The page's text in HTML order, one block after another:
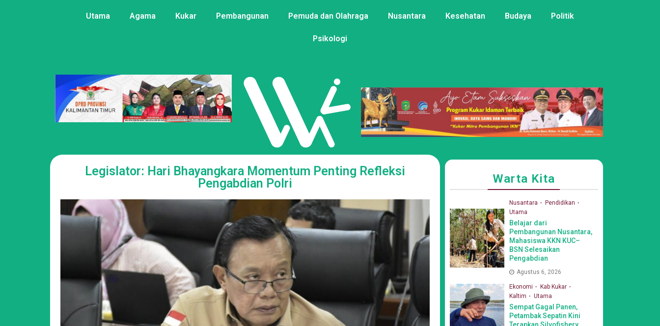
Utama Agama Kukar Pembangunan Pemuda dan Olahraga Nusantara Kesehatan Budaya Politik
Psikologi
Legislator: Hari Bhayangkara Momentum Penting Refleksi
Pengabdian Polri
Warta Kita
Nusantara
Pendidikan
Utama
Belajar dari
Pembangunan Nusantara,
Mahasiswa KKN KUC–
BSN Selesaikan
Pengabdian
Agustus 6, 2026
Ekonomi
Kab Kukar
Kaltim
Utama
Sempat Gagal Panen,
Petambak Sepatin Kini